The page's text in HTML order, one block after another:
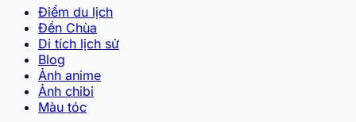
Điểm du lịch
Đền Chùa
Di tích lịch sử
Blog
Ảnh anime
Ảnh chibi
Màu tóc